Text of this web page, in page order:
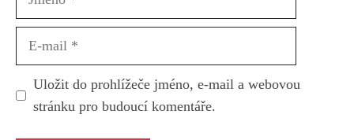
Uložit do prohlížeče jméno, e-mail a webovou
stránku pro budoucí komentáře.